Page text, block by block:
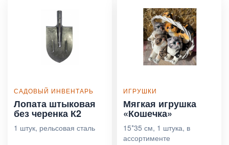
САДОВЫЙ ИНВЕНТАРЬ
Лопата штыковая
без черенка К2
1 штук, рельсовая сталь
ИГРУШКИ
Мягкая игрушка
«Кошечка»
15*35 см, 1 штука, в
ассортименте